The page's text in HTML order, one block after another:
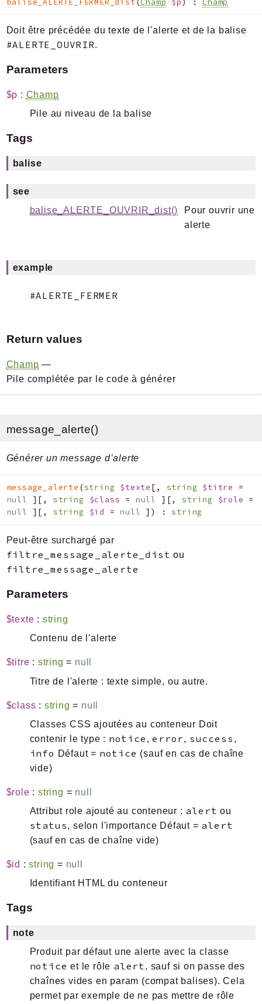
Doit être précédée du texte de l'alerte et de la balise
#ALERTE_OUVRIR.
Parameters
$p : Champ
Pile au niveau de la balise
Tags
balise
see
balise_ALERTE_OUVRIR_dist()
Pour ouvrir une
alerte
example
Return values
Champ —
Pile complétée par le code à générer
message_alerte()
Générer un message d’alerte
message_alerte (string $texte [ , string $titre
=
null
] [ , string $class = null ] [, string $role =
null
] [ , string $id =null ] ) :string
Peut-être surchargé par
filtre_message_alerte_dist ou
filtre_message_alerte
Parameters
$texte : string
Contenu de l'alerte
$titre : string = null
Titre de l'alerte : texte simple, ou autre.
$class : string = null
Classes CSS ajoutées au conteneur Doit
contenir le type : notice ,error, success ,
info Défaut = notice (sauf en cas de chaîne
vide)
$role :string = null
Attribut role ajouté au conteneur : alert ou
status, selon l'importance Défaut = alert
(sauf en cas de chaîne vide)
$id :string = null
Identifiant HTML du conteneur
Tags
note
Produit par défaut une alerte avec la classe
notice et le rôle alert , sauf si on passe des
chaînes vides en param (compat balises). Cela
permet par exemple de ne pas mettre de rôle